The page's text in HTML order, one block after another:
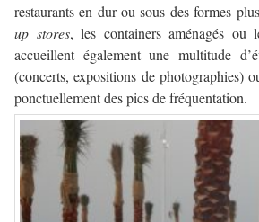
restaurants en dur ou sous des formes
up stores, les containers aménagés ou
accueillent également une multitude
(concerts, expositions de photographies)
ponctuellement des pics de fréquentation.